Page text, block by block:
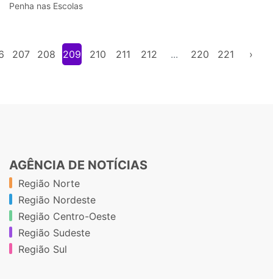
Penha nas Escolas
207 208 209 210 211 212 ... 220 221 ›
AGÊNCIA DE NOTÍCIAS
Região Norte
Região Nordeste
Região Centro-Oeste
Região Sudeste
Região Sul